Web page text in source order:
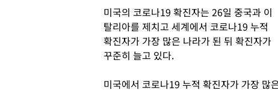
미국의 코로나19 확진자는 26일 중국과 이
탈리아를 제치고 세계에서 코로나19 누적
확진자가 가장 많은 나라가 된 뒤 확진자가
꾸준히 늘고 있다.
미국에서 코로나19 누적 확진자가 가장 많